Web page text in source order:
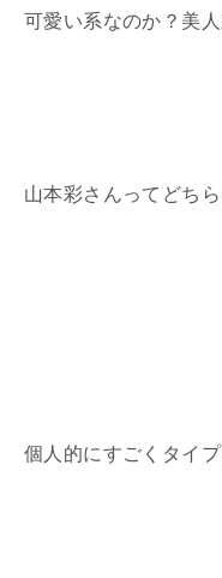
可愛い系なのか？美
山本彩さんってどち
個人的にすごくタイプ